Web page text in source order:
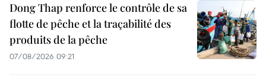
Dong Thap renforce le contrôle de sa
flotte de pêche et la traçabilité des
produits de la pêche
07/08/2026 09:21